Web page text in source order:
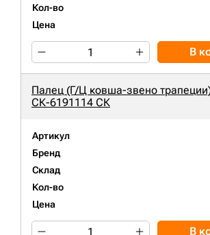
Кол-во
Цена
В
Палец (Г/Ц ковша-звено
СК-6191114 СК
Артикул
Бренд
Склад
Кол-во
Цена
В